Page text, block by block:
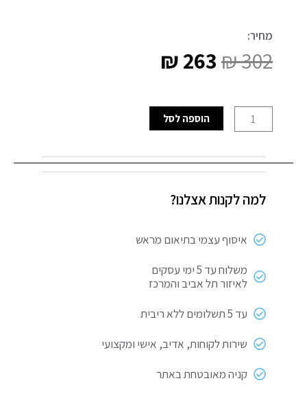
מחיר:
₪302
המקורי
היה:
₪ 302.
₪263
הנוכחי
הוא:
₪ 263.
של
מקלחת
חמת
הוספה לסל
למה לקנות אצלנו?
איסוף עצמי בתיאום מראש
משלוח עד 5 ימי עסקים
לאיזור תל אביב והמרכז
עד 5 תשלומים ללא ריבית
שירות לקוחות, אדיב, אישי ומקצועי
קניה מאובטחת באתר